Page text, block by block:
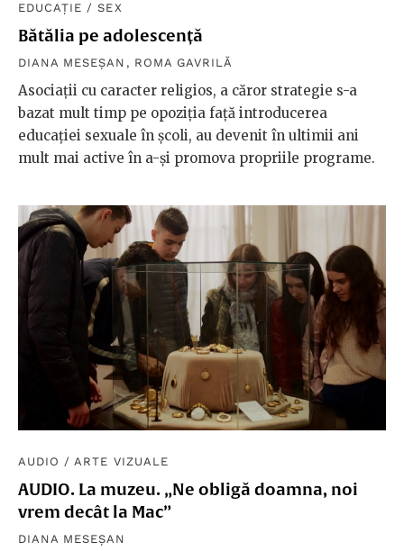
EDUCAȚIE /SEX
Bătălia pe adolescență
DIANA MESEȘAN , ROMA GAVRILĂ
Asociații cu caracter religios, a căror strategie s-a
bazat mult timp pe opoziția față introducerea
educației sexuale în școli, au devenit în ultimii ani
mult mai active în a-și promova propriile programe.
AUDIO / ARTE VIZUALE
AUDIO. La muzeu. „Ne obligă doamna, noi
vrem decât la Mac”
DIANA MESEȘAN